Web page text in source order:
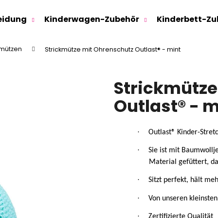
Kinderwagen-Zubehör Kinderbett-
Strickmütze mit Ohrenschutz Outlast® - mint
Outlast® -
· Outlast® Kinder-
·
Sie ist mit
Material gefüttert,
· Sitzt perfekt, hält
· Von unseren
·
Was suchen Sie?
SUCHEN
- DENIM LÖWE